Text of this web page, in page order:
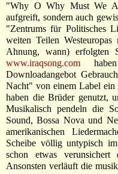
"Why O Why Must We
aufgreift, sondern auch
"Zentrums für Politisches
weiten Teilen
Ahnung, wann) erfolgten
www.iraqsong.com haben
Downloadangebot
Nacht" von einem Label
haben die Brüder genutzt,
Musikalisch pendeln die
Sound, Bossa Nova und
amerikanischen
Scheibe völlig untypisch
schon etwas
Ansonsten verläuft die